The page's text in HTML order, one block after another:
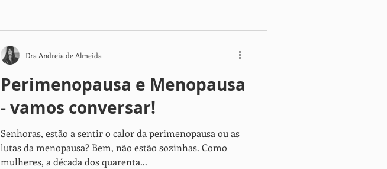
Perimenopausa e Menopausa
- vamos conversar!
Senhoras, estão a sentir o calor da perimenopausa ou as
lutas da menopausa? Bem, não estão sozinhas. Como
mulheres, a década dos quarenta...
Dra Andreia de Almeida